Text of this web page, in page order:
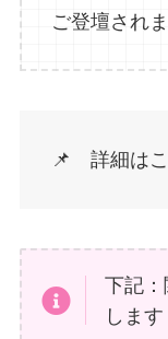
ご登壇され
📌 詳細は
下記
します